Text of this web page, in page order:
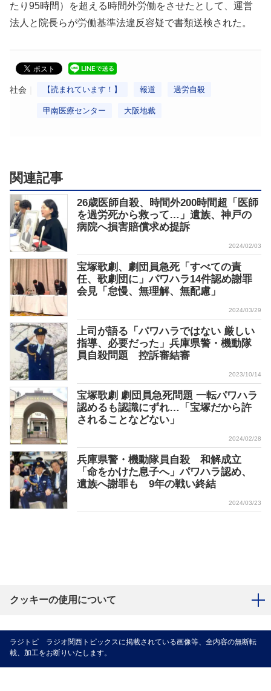
たり95時間）を超える時間外労働をさせたとして、運営
法人と院長らが労働基準法違反容疑で書類送検された。
社会 【読まれています！】 報道 過労自殺
甲南医療センター 大阪地裁
関連記事
26歳医師自殺、時間外200時間超「医師
を過労死から救って…」遺族、神戸の
病院へ損害賠償求め提訴
2024/02/03
宝塚歌劇、劇団員急死「すべての責
任、歌劇団に」パワハラ14件認め謝罪
会見「怠慢、無理解、無配慮」
2024/03/29
上司が語る「パワハラではない 厳しい
指導、必要だった」兵庫県警・機動隊
員自殺問題 控訴審結審
2023/10/14
宝塚歌劇 劇団員急死問題 一転パワハラ
認めるも認識にずれ…「宝塚だから許
されることなどない」
2024/02/28
兵庫県警・機動隊員自殺 和解成立
「命をかけた息子へ」パワハラ認め、
遺族へ謝罪も 9年の戦い終結
2024/03/23
クッキーの使用について
ラジトピ ラジオ関西トピックスに掲載されている画像等、全内容の無断転
載、加工をお断りいたします。